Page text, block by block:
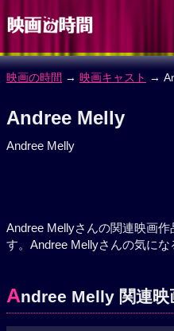
映画の時間 → 映画キャスト →
Andree Melly
Andree Melly
Andree Mellyさんの関連映画
す。Andree Mellyさんの気にな
Andree Melly 関連映